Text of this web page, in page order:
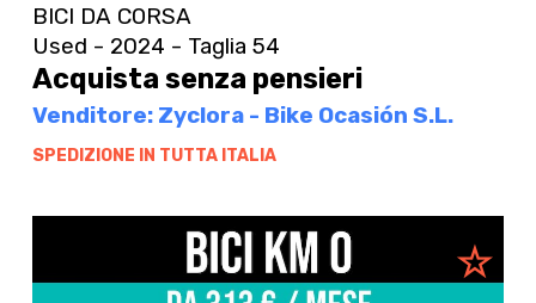
BICI DA CORSA
Used - 2024 - Taglia 54
Acquista senza pensieri
Venditore: Zyclora - Bike Ocasión S.L.
SPEDIZIONE IN TUTTA ITALIA